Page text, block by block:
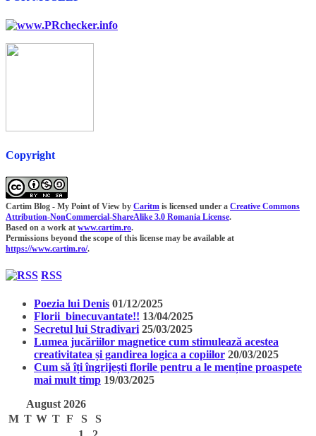
Copyright
Cartim Blog - My Point of View by Caritm is licensed under a Creative Commons
Attribution-NonCommercial-ShareAlike 3.0 Romania License.
Based on a work at www.cartim.ro.
Permissions beyond the scope of this license may be available at
https://www.cartim.ro/.
RSS
Poezia lui Denis 01/12/2025
Florii binecuvantate!! 13/04/2025
Secretul lui Stradivari 25/03/2025
Lumea jucăriilor magnetice cum stimulează acestea
creativitatea și gandirea logica a copiilor 20/03/2025
Cum să îți îngrijești florile pentru a le menține proaspete
mai mult timp 19/03/2025
August 2026
M T W T F S
S